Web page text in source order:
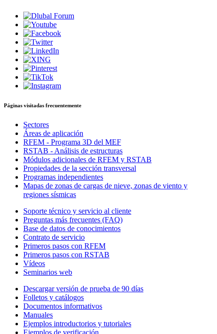
Páginas visitadas frecuentemente
Sectores
Áreas de aplicación
RFEM - Programa 3D del MEF
RSTAB - Análisis de estructuras
Módulos adicionales de RFEM y RSTAB
Propiedades de la sección transversal
Programas independientes
Mapas de zonas de cargas de nieve, zonas de viento y
regiones sísmicas
Soporte técnico y servicio al cliente
Preguntas más frecuentes (FAQ)
Base de datos de conocimientos
Contrato de servicio
Primeros pasos con RFEM
Primeros pasos con RSTAB
Vídeos
Seminarios web
Descargar versión de prueba de 90 días
Folletos y catálogos
Documentos informativos
Manuales
Ejemplos introductorios y tutoriales
Ejemplos de verificación